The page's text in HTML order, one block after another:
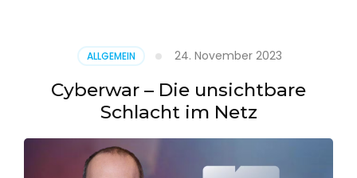
ALLGEMEIN 24. November 2023
Cyberwar – Die unsichtbare
Schlacht im Netz